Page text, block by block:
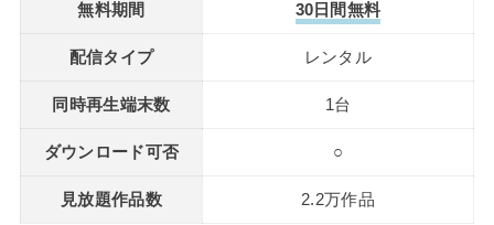
無料期間 30日間無料
配信タイプ レンタル
同時再生端末数 1台
ダウンロード可否 ○
見放題作品数 2.2万作品